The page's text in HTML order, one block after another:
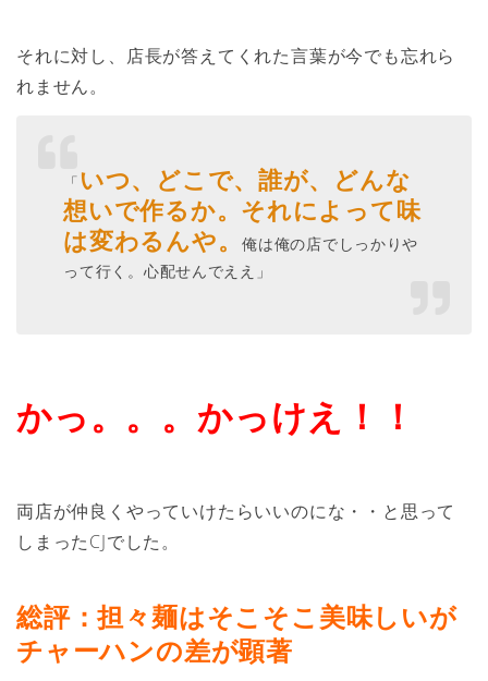
それに対し、店長が答えてくれた言葉が今でも忘れら
れません。
「いつ、どこで、誰が、どんな
想いで作るか。それによって味
は変わるんや。俺は俺の店でしっかりや
って行く。心配せんでええ」
かっ。。。かっけえ！！
両店が仲良くやっていけたらいいのにな・・と思って
しまったCJでした。
総評：担々麺はそこそこ美味しいが
チャーハンの差が顕著